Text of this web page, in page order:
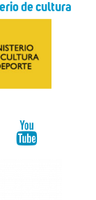
de cultura